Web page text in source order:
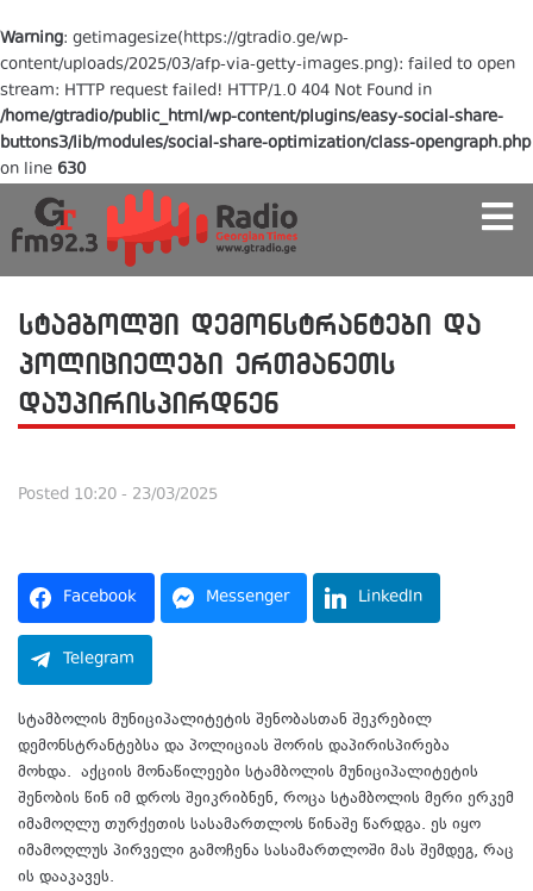
Warning: getimagesize(https://gtradio.ge/wp-
content/uploads/2025/03/afp-via-getty-images.png): failed to open
stream: HTTP request failed! HTTP/1.0 404 Not Found in
/home/gtradio/public_html/wp-content/plugins/easy-social-share-
buttons3/lib/modules/social-share-optimization/class-opengraph.php
on line 630
სტამბოლში დემონსტრანტები და
პოლიციელები ერთმანეთს
დაუპირისპირდნენ
Posted 10:20 - 23/03/2025
Facebook Messenger LinkedIn
Telegram
სტამბოლის მუნიციპალიტეტის შენობასთან შეკრებილ
დემონსტრანტებსა და პოლიციას შორის დაპირისპირება
მოხდა. აქციის მონაწილეები სტამბოლის მუნიციპალიტეტის
შენობის წინ იმ დროს შეიკრიბნენ, როცა სტამბოლის მერი ერკემ
იმამოღლუ თურქეთის სასამართლოს წინაშე წარდგა. ეს იყო
იმამოღლუს პირველი გამოჩენა სასამართლოში მას შემდეგ, რაც
ის დააკავეს.